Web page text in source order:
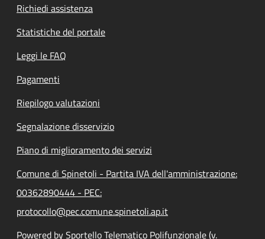
Richiedi assistenza
Statistiche del portale
Leggi le FAQ
Pagamenti
Riepilogo valutazioni
Segnalazione disservizio
Piano di miglioramento dei servizi
Comune di Spinetoli - Partita IVA dell'amministrazione:
00362890444 - PEC:
protocollo@pec.comune.spinetoli.ap.it
Powered by Sportello Telematico Polifunzionale (v.